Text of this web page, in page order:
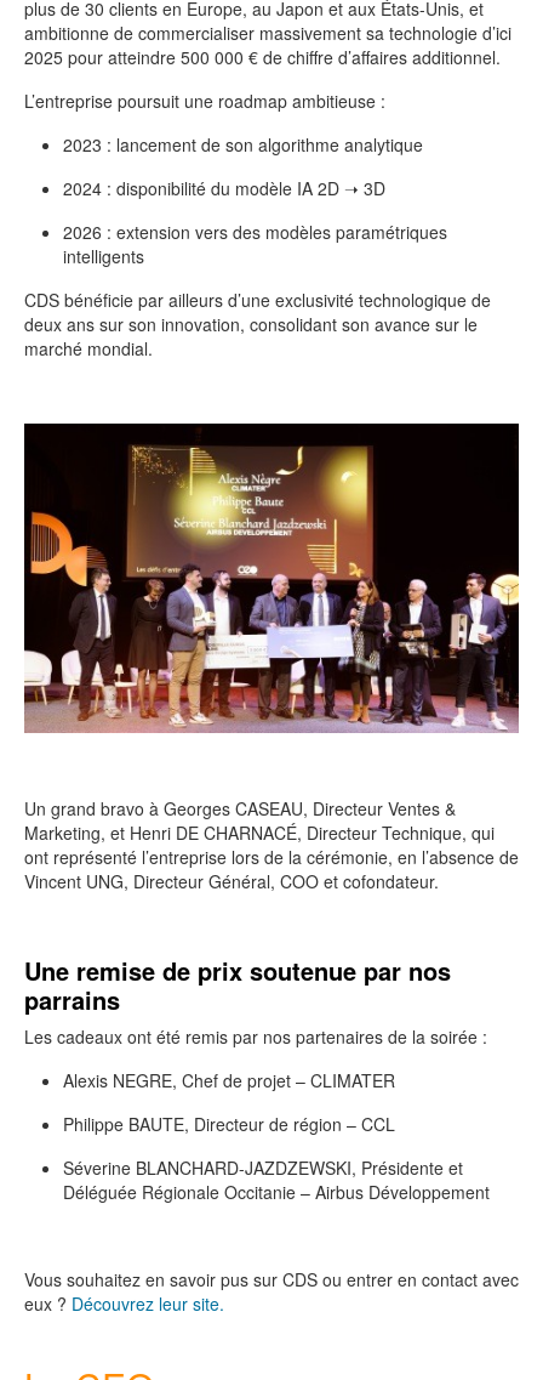
plus de 30 clients en Europe, au Japon et aux États-Unis, et
ambitionne de commercialiser massivement sa technologie d’ici
2025 pour atteindre 500 000 € de chiffre d’affaires additionnel.
L’entreprise poursuit une roadmap ambitieuse :
2023 : lancement de son algorithme analytique
2024 : disponibilité du modèle IA 2D ➝ 3D
2026 : extension vers des modèles paramétriques
intelligents
CDS bénéficie par ailleurs d’une exclusivité technologique de
deux ans sur son innovation, consolidant son avance sur le
marché mondial.
Un grand bravo à Georges CASEAU, Directeur Ventes &
Marketing, et Henri DE CHARNACÉ, Directeur Technique, qui
ont représenté l’entreprise lors de la cérémonie, en l’absence de
Vincent UNG, Directeur Général, COO et cofondateur.
Une remise de prix soutenue par nos
parrains
Les cadeaux ont été remis par nos partenaires de la soirée :
Alexis NEGRE, Chef de projet – CLIMATER
Philippe BAUTE, Directeur de région – CCL
Séverine BLANCHARD-JAZDZEWSKI, Présidente et
Déléguée Régionale Occitanie – Airbus Développement
Vous souhaitez en savoir pus sur CDS ou entrer en contact avec
eux ? Découvrez leur site.